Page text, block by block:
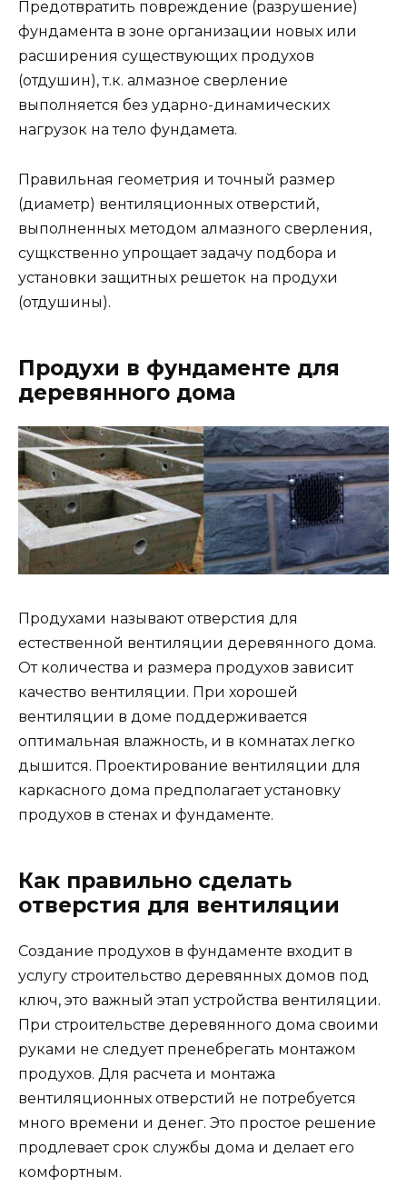
Предотвратить повреждение (разрушение)
фундамента в зоне организации новых или
расширения существующих продухов
(отдушин), т.к. алмазное сверление
выполняется без ударно-динамических
нагрузок на тело фундамета.
Правильная геометрия и точный размер
(диаметр) вентиляционных отверстий,
выполненных методом алмазного сверления,
сущкственно упрощает задачу подбора и
установки защитных решеток на продухи
(отдушины).
Продухи в фундаменте для
деревянного дома
Продухами называют отверстия для
естественной вентиляции деревянного дома.
От количества и размера продухов зависит
качество вентиляции. При хорошей
вентиляции в доме поддерживается
оптимальная влажность, и в комнатах легко
дышится. Проектирование вентиляции для
каркасного дома предполагает установку
продухов в стенах и фундаменте.
Как правильно сделать
отверстия для вентиляции
Создание продухов в фундаменте входит в
услугу строительство деревянных домов под
ключ, это важный этап устройства вентиляции.
При строительстве деревянного дома своими
руками не следует пренебрегать монтажом
продухов. Для расчета и монтажа
вентиляционных отверстий не потребуется
много времени и денег. Это простое решение
продлевает срок службы дома и делает его
комфортным.